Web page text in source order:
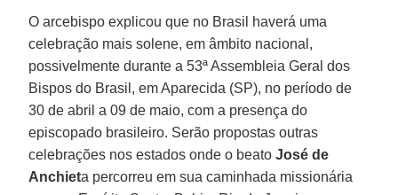
O arcebispo explicou que no Brasil haverá uma
celebração mais solene, em âmbito nacional,
possivelmente durante a 53ª Assembleia Geral dos
Bispos do Brasil, em Aparecida (SP), no período de
30 de abril a 09 de maio, com a presença do
episcopado brasileiro. Serão propostas outras
celebrações nos estados onde o beatoJosé de
Anchieta percorreu em sua caminhada missionária